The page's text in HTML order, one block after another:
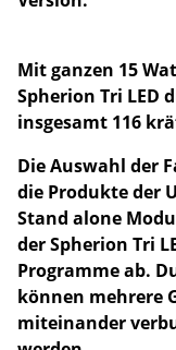
Mit ganzen 15
Spherion Tri LED
insgesamt 116
Die Auswahl der
die Produkte der
Stand alone
der Spherion Tri
Programme ab.
können mehrere
miteinander